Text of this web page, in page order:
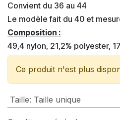
Convient du 36 au 44
Le modèle fait du 40 et
Composition :
49,4 nylon, 21,2% polyester,
Ce produit n'est plus
Taille: Taille unique